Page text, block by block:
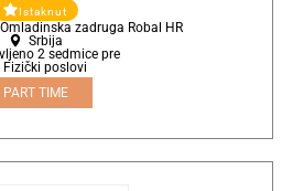
Istaknut
zadruga Robal HR
Srbija
2 sedmice pre
Fizički poslovi
PART TIME